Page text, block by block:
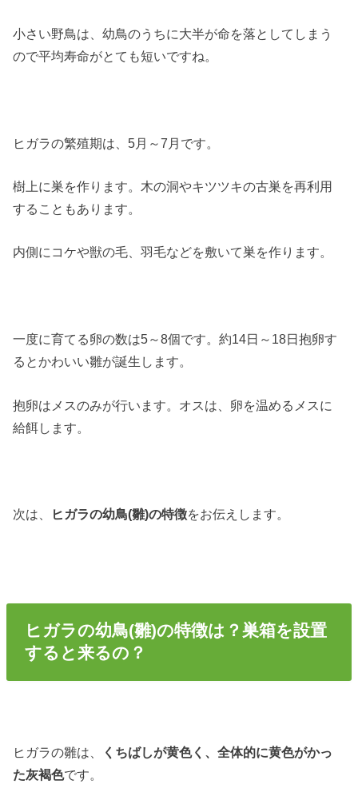
小さい野鳥は、幼鳥のうちに大半が命を落としてしまう
ので平均寿命がとても短いですね。
ヒガラの繁殖期は、5月～7月です。
樹上に巣を作ります。木の洞やキツツキの古巣を再利用
することもあります。
内側にコケや獣の毛、羽毛などを敷いて巣を作ります。
一度に育てる卵の数は5～8個です。約14日～18日抱卵す
るとかわいい雛が誕生します。
抱卵はメスのみが行います。オスは、卵を温めるメスに
給餌します。
次は、 ヒガラの幼鳥(雛)の特徴をお伝えします。
ヒガラの幼鳥(雛)の特徴は？巣箱を設置
すると来るの？
ヒガラの雛は、
くちばしが黄色く、全体的に黄色がかっ
た灰褐色です。